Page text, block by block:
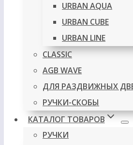
URBAN AQUA
URBAN CUBE
URBAN LINE
CLASSIC
AGB WAVE
ДЛЯ РАЗДВИЖНЫХ
РУЧКИ-СКОБЫ
КАТАЛОГ ТОВАРОВ
РУЧКИ